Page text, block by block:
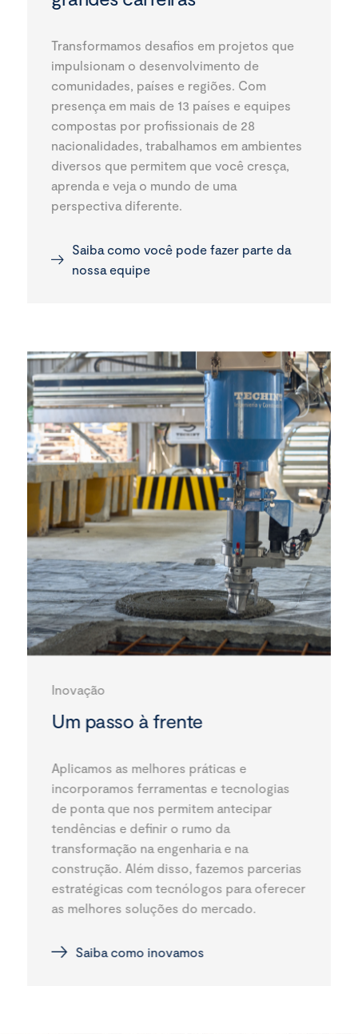
Transformamos desafios em projetos que
impulsionam o desenvolvimento de
comunidades, países e regiões. Com
presença em mais de 13 países e equipes
compostas por profissionais de 28
nacionalidades, trabalhamos em ambientes
diversos que permitem que você cresça,
aprenda e veja o mundo de uma
perspectiva diferente.
Saiba como você pode fazer parte da
nossa equipe
Inovação
Um passo à frente
Aplicamos as melhores práticas e
incorporamos ferramentas e tecnologias
de ponta que nos permitem antecipar
tendências e definir o rumo da
transformação na engenharia e na
construção. Além disso, fazemos parcerias
estratégicas com tecnólogos para oferecer
as melhores soluções do mercado.
Saiba como inovamos